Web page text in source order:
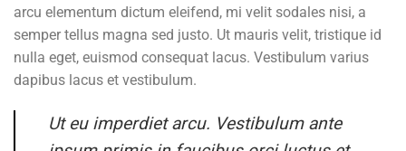
arcu elementum dictum eleifend, mi velit sodales nisi, a
semper tellus magna sed justo. Ut mauris velit, tristique id
nulla eget, euismod consequat lacus. Vestibulum varius
dapibus lacus et vestibulum.
Ut eu imperdiet arcu. Vestibulum ante